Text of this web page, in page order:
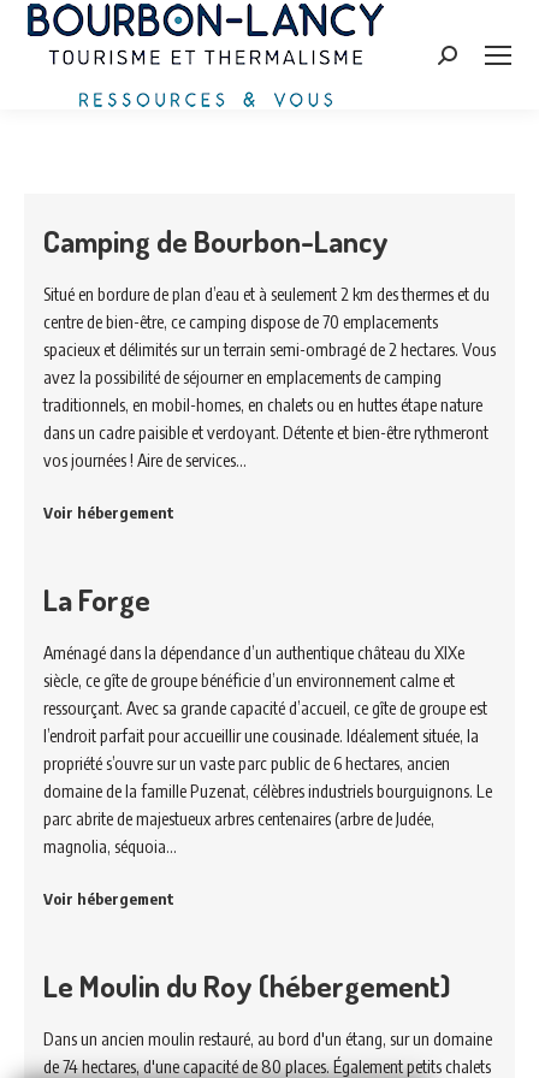
Search:
Camping de Bourbon-Lancy
Situé en bordure de plan d’eau et à seulement 2 km des thermes et du
centre de bien-être, ce camping dispose de 70 emplacements
spacieux et délimités sur un terrain semi-ombragé de 2 hectares. Vous
avez la possibilité de séjourner en emplacements de camping
traditionnels, en mobil-homes, en chalets ou en huttes étape nature
dans un cadre paisible et verdoyant. Détente et bien-être rythmeront
vos journées ! Aire de services…
Voir hébergement
La Forge
Aménagé dans la dépendance d’un authentique château du XIXe
siècle, ce gîte de groupe bénéficie d’un environnement calme et
ressourçant. Avec sa grande capacité d’accueil, ce gîte de groupe est
l’endroit parfait pour accueillir une cousinade. Idéalement située, la
propriété s’ouvre sur un vaste parc public de 6 hectares, ancien
domaine de la famille Puzenat, célèbres industriels bourguignons. Le
parc abrite de majestueux arbres centenaires (arbre de Judée,
magnolia, séquoia…
Voir hébergement
Le Moulin du Roy (hébergement)
Dans un ancien moulin restauré, au bord d'un étang, sur un domaine
de 74 hectares, d'une capacité de 80 places. Également petits chalets